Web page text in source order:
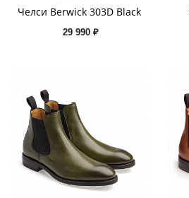
Челси Berwick 303D Black
29 990 ₽